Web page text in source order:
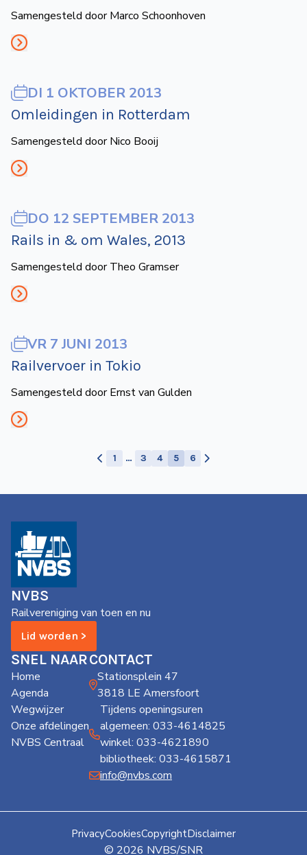
Samengesteld door Marco Schoonhoven
DI 1 OKTOBER 2013
Omleidingen in Rotterdam
Samengesteld door Nico Booij
DO 12 SEPTEMBER 2013
Rails in & om Wales, 2013
Samengesteld door Theo Gramser
VR 7 JUNI 2013
Railvervoer in Tokio
Samengesteld door Ernst van Gulden
1 … 3 4 5 6
NVBS
Railvereniging van toen en nu
Lid worden >
SNEL NAAR
Home
Agenda
Wegwijzer
Onze afdelingen
NVBS Centraal
CONTACT
Stationsplein 47
3818 LE Amersfoort
Tijdens openingsuren
algemeen: 033-4614825
winkel: 033-4621890
bibliotheek: 033-4615871
info@nvbs.com
© 2026 NVBS/SNR
PrivacyCookiesCopyrightDisclaimer